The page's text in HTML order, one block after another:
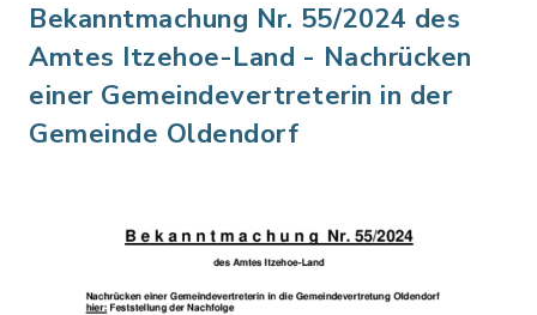
Bekanntmachung Nr. 55/2024 des
Amtes Itzehoe-Land - Nachrücken
einer Gemeindevertreterin in der
Gemeinde Oldendorf